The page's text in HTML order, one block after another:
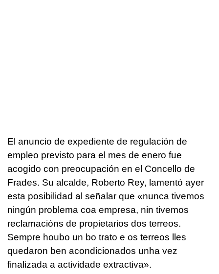
El anuncio de expediente de regulación de
empleo previsto para el mes de enero fue
acogido con preocupación en el Concello de
Frades. Su alcalde, Roberto Rey, lamentó ayer
esta posibilidad al señalar que «nunca tivemos
ningún problema coa empresa, nin tivemos
reclamacións de propietarios dos terreos.
Sempre houbo un bo trato e os terreos lles
quedaron ben acondicionados unha vez
finalizada a actividade extractiva».